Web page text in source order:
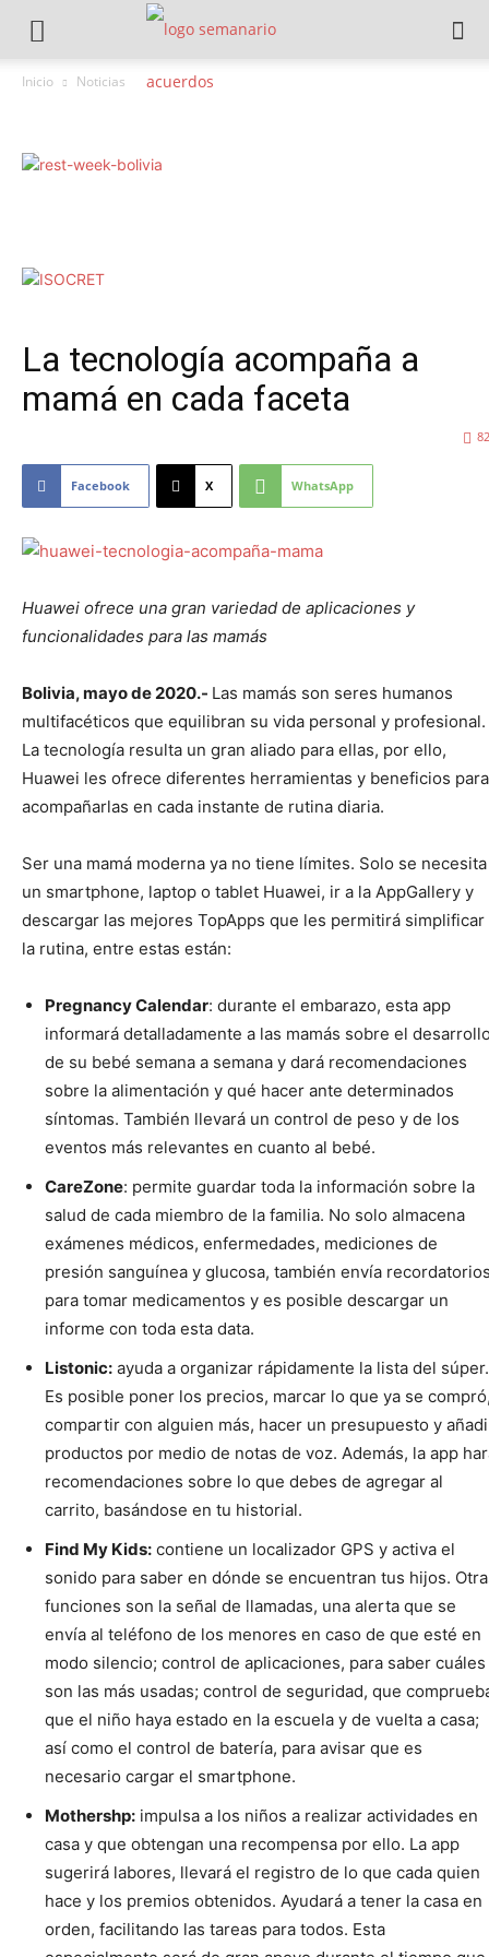
Inicio Noticias
La tecnología acompaña a
mamá en cada faceta
Facebook X WhatsApp
Huawei ofrece una gran variedad de aplicaciones y
funcionalidades para las mamás
Bolivia, mayo de 2020.- Las mamás son seres humanos
multifacéticos que equilibran su vida personal y profesional.
La tecnología resulta un gran aliado para ellas, por ello,
Huawei les ofrece diferentes herramientas y beneficios para
acompañarlas en cada instante de rutina diaria.
Ser una mamá moderna ya no tiene límites. Solo se necesita
un smartphone, laptop o tablet Huawei, ir a la AppGallery y
descargar las mejores TopApps que les permitirá simplificar
la rutina, entre estas están:
Pregnancy Calendar: durante el embarazo, esta app
informará detalladamente a las mamás sobre el
de su bebé semana a semana y dará recomendaciones
sobre la alimentación y qué hacer ante determinados
síntomas. También llevará un control de peso y de los
eventos más relevantes en cuanto al bebé.
CareZone: permite guardar toda la información sobre la
salud de cada miembro de la familia. No solo almacena
exámenes médicos, enfermedades, mediciones de
presión sanguínea y glucosa, también envía
para tomar medicamentos y es posible descargar un
informe con toda esta data.
Listonic: ayuda a organizar rápidamente la lista del súper.
Es posible poner los precios, marcar lo que ya se
compartir con alguien más, hacer un presupuesto y
productos por medio de notas de voz. Además, la app
recomendaciones sobre lo que debes de agregar al
carrito, basándose en tu historial.
Find My Kids: contiene un localizador GPS y activa el
sonido para saber en dónde se encuentran tus hijos.
funciones son la señal de llamadas, una alerta que se
envía al teléfono de los menores en caso de que esté en
modo silencio; control de aplicaciones, para saber cuáles
son las más usadas; control de seguridad, que
que el niño haya estado en la escuela y de vuelta a casa;
así como el control de batería, para avisar que es
necesario cargar el smartphone.
Mothershp: impulsa a los niños a realizar actividades en
casa y que obtengan una recompensa por ello. La app
sugerirá labores, llevará el registro de lo que cada quien
hace y los premios obtenidos. Ayudará a tener la casa en
orden, facilitando las tareas para todos. Esta